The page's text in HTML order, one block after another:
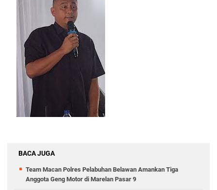
BACA JUGA
Team Macan Polres Pelabuhan Belawan Amankan Tiga
Anggota Geng Motor di Marelan Pasar 9